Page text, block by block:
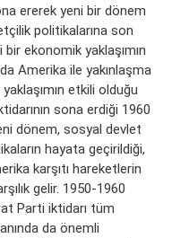
ererek yeni bir dönem
politikalarına son
bir ekonomik yaklaşımın
Amerika ile yakınlaşma
etkili olduğu
sona erdiği 1960
dönem, sosyal devlet
hayata geçirildiği,
karşıtı hareketlerin
gelir. 1950-1960
Parti iktidarı tüm
da önemli